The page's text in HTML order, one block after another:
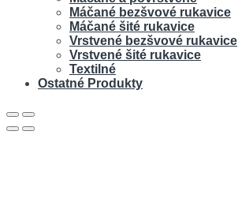
Máčané bezšvové rukavice
Máčané šité rukavice
Vrstvené bezšvové rukavice
Vrstvené šité rukavice
Textilné
Ostatné Produkty